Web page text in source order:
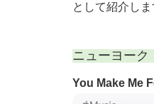
として紹介しま
ニューヨー
You Make Me